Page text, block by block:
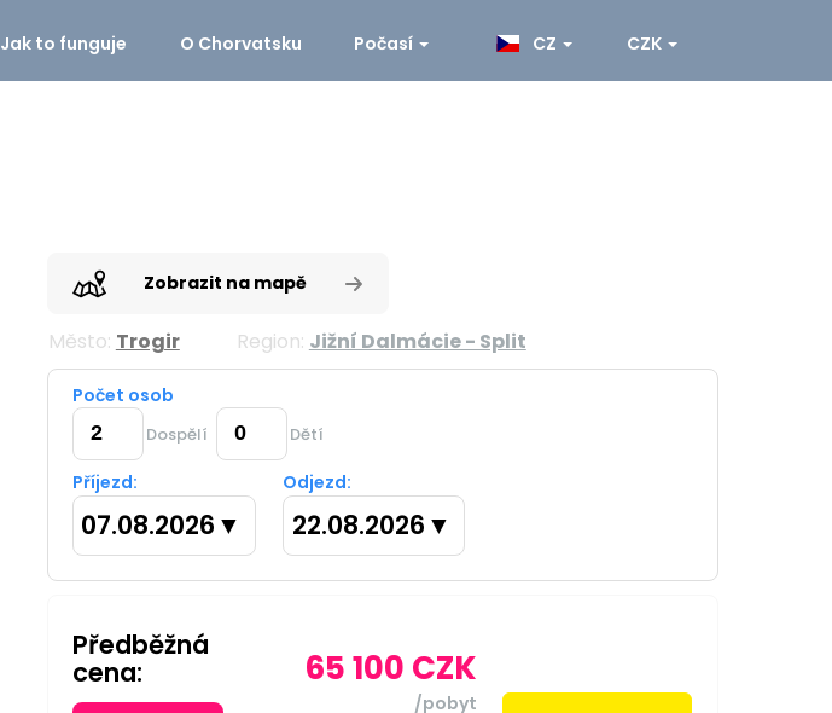
Jak to funguje O Chorvatsku Počasí CZ CZK
Zobrazit na mapě
Město: Trogir Region: Jižní Dalmácie - Split
Počet osob
Dospělí Dětí
Příjezd:
07.08.2026 ▼
Odjezd:
22.08.2026 ▼
Předběžná
cena: 65 100 CZK
/pobyt